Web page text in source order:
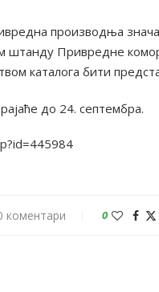
производња
штанду Привредне
каталога бити
до 24. септембра.
коментари 0